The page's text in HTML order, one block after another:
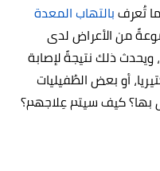
بالتهاب المعدة
من الأعراض لدى
ويحدث ذلك نتيجةً لإصابة
أو بعض الطُفيليات
بها؟ كيف سيتم عِلاجهم؟